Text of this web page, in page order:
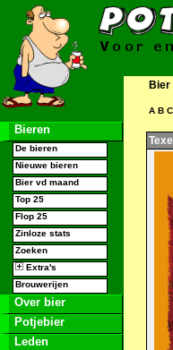
Bieren
De bieren
Nieuwe bieren
Bier vd maand
Top 25
Flop 25
Zinloze stats
Zoeken
Extra's
Brouwerijen
Over bier
Potjebier
Leden
Bier
A B C